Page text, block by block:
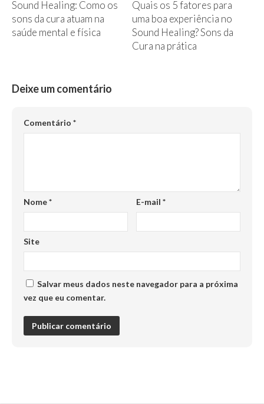
Sound Healing: Como os
sons da cura atuam na
saúde mental e física
Quais os 5 fatores para
uma boa experiência no
Sound Healing? Sons da
Cura na prática
Deixe um comentário
Comentário *
Nome* E-mail*
Site
Salvar meus dados neste navegador para a próxima
vez que eu comentar.